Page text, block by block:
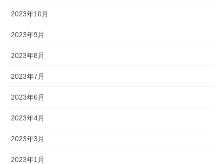
2023年10月
2023年9月
2023年8月
2023年7月
2023年6月
2023年4月
2023年3月
2023年1月